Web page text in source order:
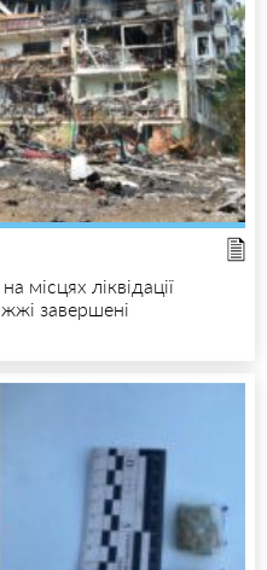
місцях ліквідації
завершені